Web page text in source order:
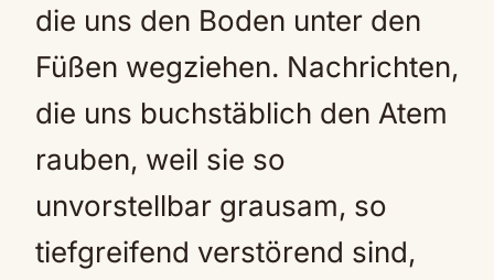
die uns den Boden unter den
Füßen wegziehen. Nachrichten,
die uns buchstäblich den Atem
rauben, weil sie so
unvorstellbar grausam, so
tiefgreifend verstörend sind,